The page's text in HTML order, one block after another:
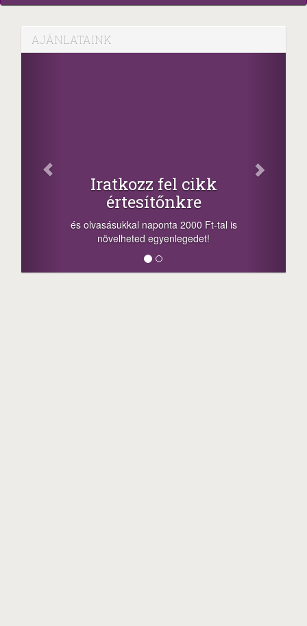
AJÁNLATAINK
Iratkozz fel cikk
értesítőnkre
és olvasásukkal naponta 2000 Ft-tal is
növelheted egyenlegedet!